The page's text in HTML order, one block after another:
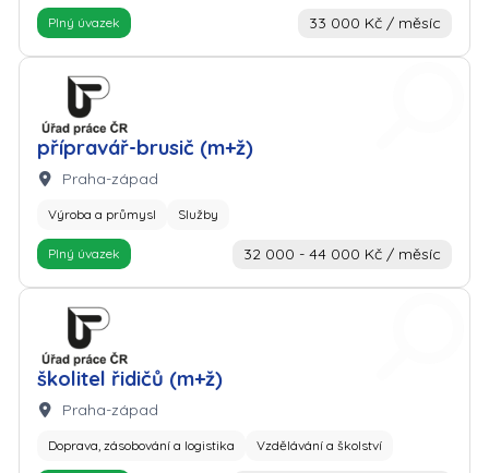
Plný úvazek 33 000 Kč / měsíc
přípravář-brusič (m+ž)
Zaměstnavatel: Úřad práce
Lokalita:
Praha-západ
Výroba a průmysl Služby
Plný úvazek 32 000 - 44 000 Kč / měsíc
školitel řidičů (m+ž)
Zaměstnavatel: Úřad práce
Lokalita:
Praha-západ
Doprava, zásobování a logistika Vzdělávání a školství